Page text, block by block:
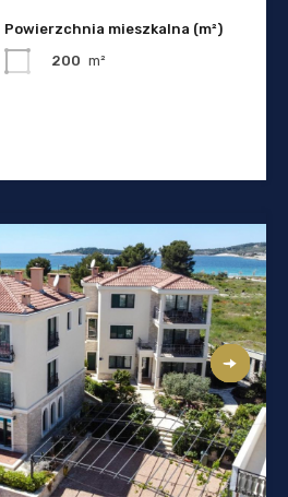
Powierzchnia mieszkalna (m²)
200 m²